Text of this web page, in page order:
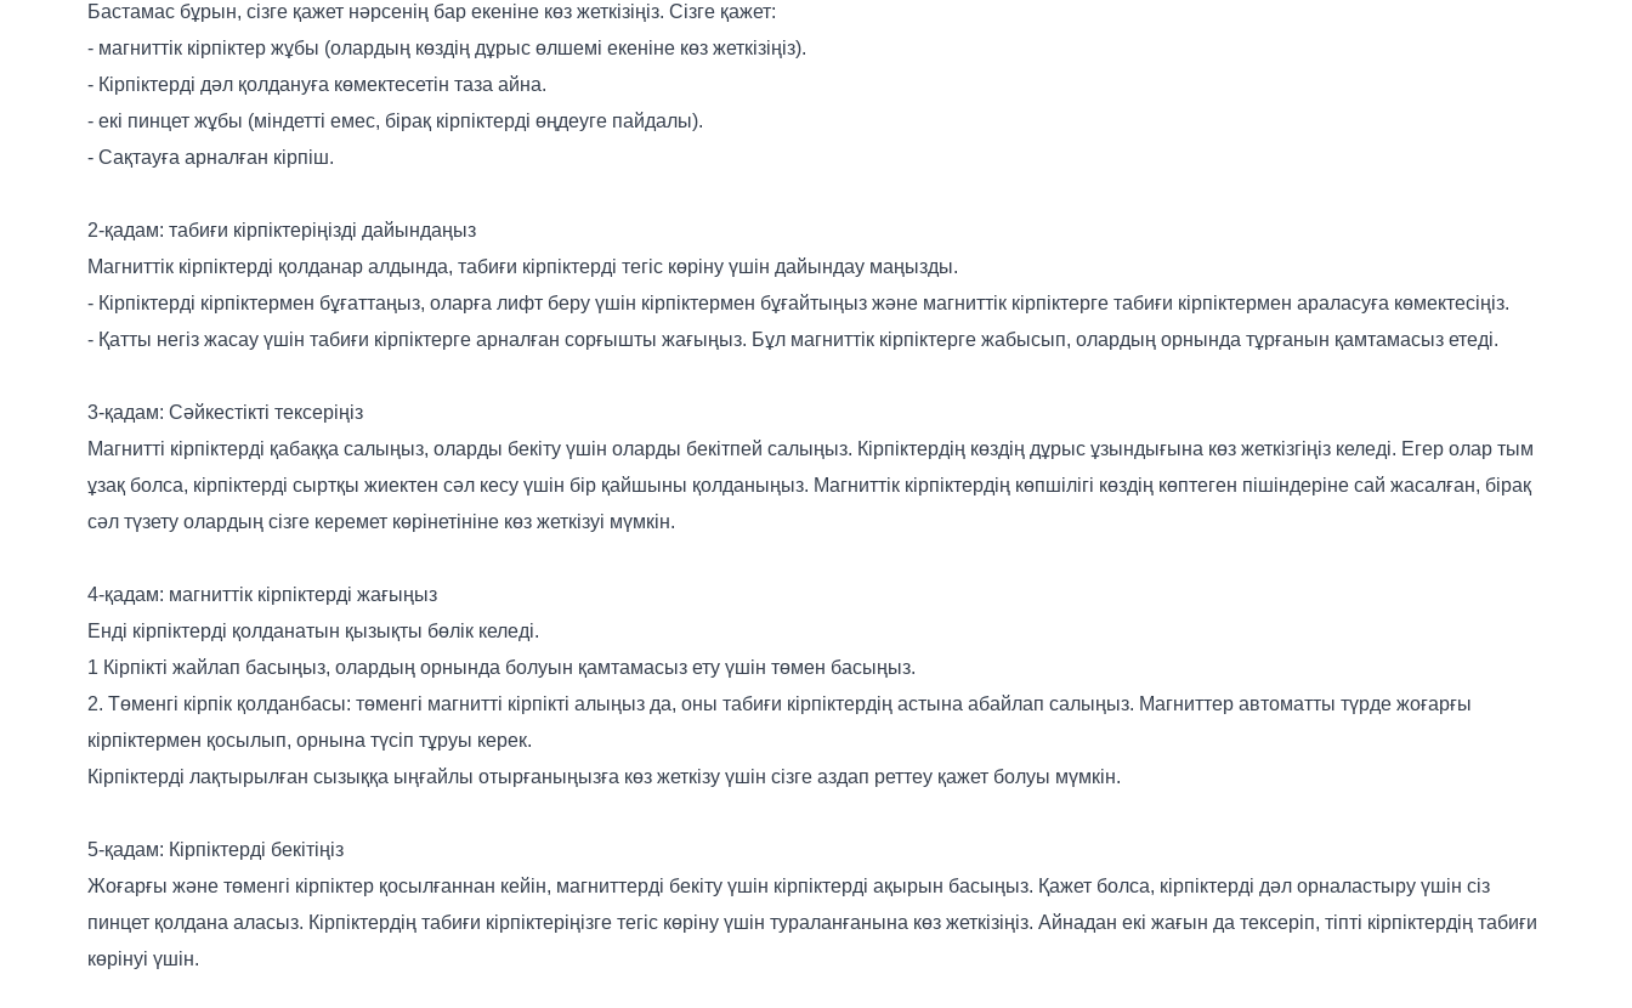
Бастамас бұрын, сізге қажет нәрсенің бар екеніне көз жеткізіңіз. Сізге қажет:
- магниттік кірпіктер жұбы (олардың көздің дұрыс өлшемі екеніне көз жеткізіңіз).
- Кірпіктерді дәл қолдануға көмектесетін таза айна.
- екі пинцет жұбы (міндетті емес, бірақ кірпіктерді өңдеуге пайдалы).
- Сақтауға арналған кірпіш.
2-қадам: табиғи кірпіктеріңізді дайындаңыз
Магниттік кірпіктерді қолданар алдында, табиғи кірпіктерді тегіс көріну үшін дайындау маңызды.
- Кірпіктерді кірпіктермен бұғаттаңыз, оларға лифт беру үшін кірпіктермен бұғайтыңыз және магниттік кірпіктерге табиғи кірпіктермен араласуға көмектесіңіз.
- Қатты негіз жасау үшін табиғи кірпіктерге арналған сорғышты жағыңыз. Бұл магниттік кірпіктерге жабысып, олардың орнында тұрғанын қамтамасыз етеді.
3-қадам: Сәйкестікті тексеріңіз
Магнитті кірпіктерді қабаққа салыңыз, оларды бекіту үшін оларды бекітпей салыңыз. Кірпіктердің көздің дұрыс ұзындығына көз жеткізгіңіз келеді. Егер олар тым
ұзақ болса, кірпіктерді сыртқы жиектен сәл кесу үшін бір қайшыны қолданыңыз. Магниттік кірпіктердің көпшілігі көздің көптеген пішіндеріне сай жасалған, бірақ
сәл түзету олардың сізге керемет көрінетініне көз жеткізуі мүмкін.
4-қадам: магниттік кірпіктерді жағыңыз
Енді кірпіктерді қолданатын қызықты бөлік келеді.
1 Кірпікті жайлап басыңыз, олардың орнында болуын қамтамасыз ету үшін төмен басыңыз.
2. Төменгі кірпік қолданбасы: төменгі магнитті кірпікті алыңыз да, оны табиғи кірпіктердің астына абайлап салыңыз. Магниттер автоматты түрде жоғарғы
кірпіктермен қосылып, орнына түсіп тұруы керек.
Кірпіктерді лақтырылған сызыққа ыңғайлы отырғаныңызға көз жеткізу үшін сізге аздап реттеу қажет болуы мүмкін.
5-қадам: Кірпіктерді бекітіңіз
Жоғарғы және төменгі кірпіктер қосылғаннан кейін, магниттерді бекіту үшін кірпіктерді ақырын басыңыз. Қажет болса, кірпіктерді дәл орналастыру үшін сіз
пинцет қолдана аласыз. Кірпіктердің табиғи кірпіктеріңізге тегіс көріну үшін тураланғанына көз жеткізіңіз. Айнадан екі жағын да тексеріп, тіпті кірпіктердің табиғи
көрінуі үшін.